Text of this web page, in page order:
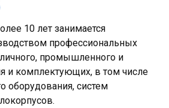
10 лет занимается
профессиональных
промышленного и
и комплектующих, в том числе
оборудования, систем